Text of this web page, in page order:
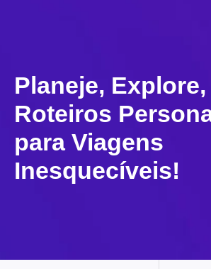
Planeje, Explore,
Roteiros
para Viagens
Inesquecíveis!